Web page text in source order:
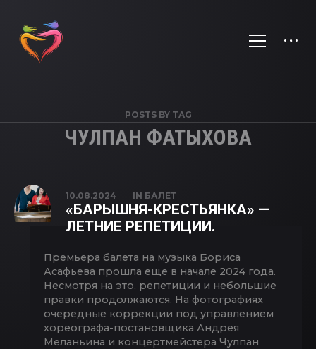
POSTS BY TAG
ЧУЛПАН ФАТЫХОВА
10.08.2024 IN БАЛЕТ
«БАРЫШНЯ-КРЕСТЬЯНКА» —
ЛЕТНИЕ РЕПЕТИЦИИ.
Премьера балета на музыка Бориса
Асафьева прошла еще в начале 2024 года.
Несмотря на это, репетиции и небольшие
правки продолжаются. На фотографиях
очередные коррекции под управлением
хореографа-постановщика Андрея
Меланьина и концертмейстера Чулпан